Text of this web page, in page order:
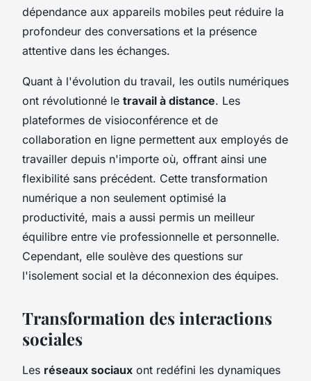
dépendance aux appareils mobiles peut réduire la
profondeur des conversations et la présence
attentive dans les échanges.
Quant à l'évolution du travail, les outils numériques
ont révolutionné le travail à distance. Les
plateformes de visioconférence et de
collaboration en ligne permettent aux employés de
travailler depuis n'importe où, offrant ainsi une
flexibilité sans précédent. Cette transformation
numérique a non seulement optimisé la
productivité, mais a aussi permis un meilleur
équilibre entre vie professionnelle et personnelle.
Cependant, elle soulève des questions sur
l'isolement social et la déconnexion des équipes.
Transformation des interactions
sociales
Les réseaux sociaux ont redéfini les dynamiques